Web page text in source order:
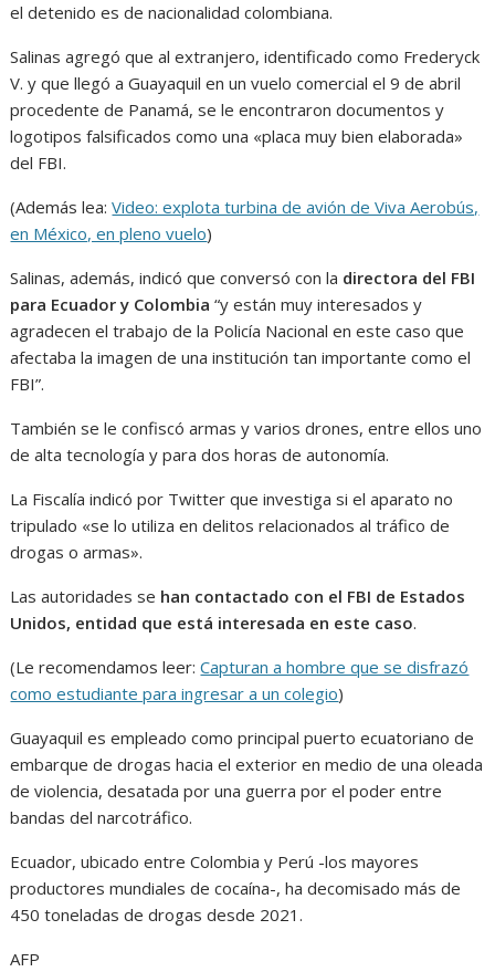
el detenido es de nacionalidad colombiana.
Salinas agregó que al extranjero, identificado como Frederyck
V. y que llegó a Guayaquil en un vuelo comercial el 9 de abril
procedente de Panamá, se le encontraron documentos y
logotipos falsificados como una «placa muy bien elaborada»
del FBI.
(Además lea:Video: explota turbina de avión de Viva Aerobús,
en México, en pleno vuelo)
Salinas, además, indicó que conversó con la directora del FBI
para Ecuador y Colombia “y están muy interesados y
agradecen el trabajo de la Policía Nacional en este caso que
afectaba la imagen de una institución tan importante como el
FBI”.
También se le confiscó armas y varios drones, entre ellos uno
de alta tecnología y para dos horas de autonomía.
La Fiscalía indicó por Twitter que investiga si el aparato no
tripulado «se lo utiliza en delitos relacionados al tráfico de
drogas o armas».
Las autoridades se han contactado con el FBI de Estados
Unidos, entidad que está interesada en este caso.
(Le recomendamos leer:Capturan a hombre que se disfrazó
como estudiante para ingresar a un colegio)
Guayaquil es empleado como principal puerto ecuatoriano de
embarque de drogas hacia el exterior en medio de una oleada
de violencia, desatada por una guerra por el poder entre
bandas del narcotráfico.
Ecuador, ubicado entre Colombia y Perú -los mayores
productores mundiales de cocaína-, ha decomisado más de
450 toneladas de drogas desde 2021.
AFP